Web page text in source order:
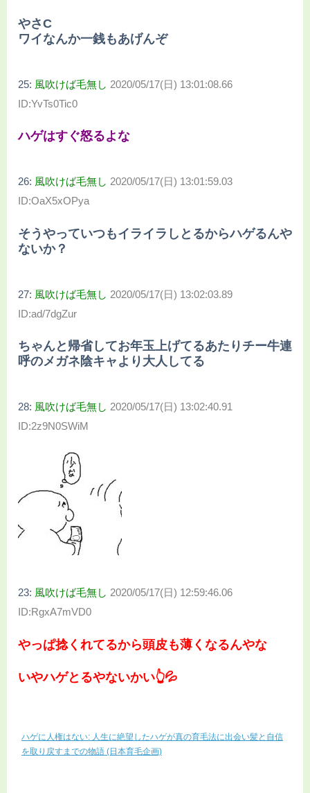
やさC
ワイなんか一銭もあげんぞ
25: 風吹けば毛無し 2020/05/17(日) 13:01:08.66
ID:YvTs0Tic0
ハゲはすぐ怒るよな
26: 風吹けば毛無し 2020/05/17(日) 13:01:59.03
ID:OaX5xOPya
そうやっていつもイライラしとるからハゲるんや
ないか？
27: 風吹けば毛無し 2020/05/17(日) 13:02:03.89
ID:ad/7dgZur
ちゃんと帰省してお年玉上げてるあたりチー牛連
呼のメガネ陰キャより大人してる
28: 風吹けば毛無し 2020/05/17(日) 13:02:40.91
ID:2z9N0SWiM
23: 風吹けば毛無し 2020/05/17(日) 12:59:46.06
ID:RgxA7mVD0
やっぱ捻くれてるから頭皮も薄くなるんやな
いやハゲとるやないかい👆💦
ハゲに人権はない: 人生に絶望したハゲが真の育毛法に出会い髪と自信
を取り戻すまでの物語 (日本育毛企画)